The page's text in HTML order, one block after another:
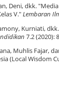
Deni, dkk.
V."Lembaran
Kurniati,
7.2 (2020):
Muhlis Fajar,
(Local Wisdom